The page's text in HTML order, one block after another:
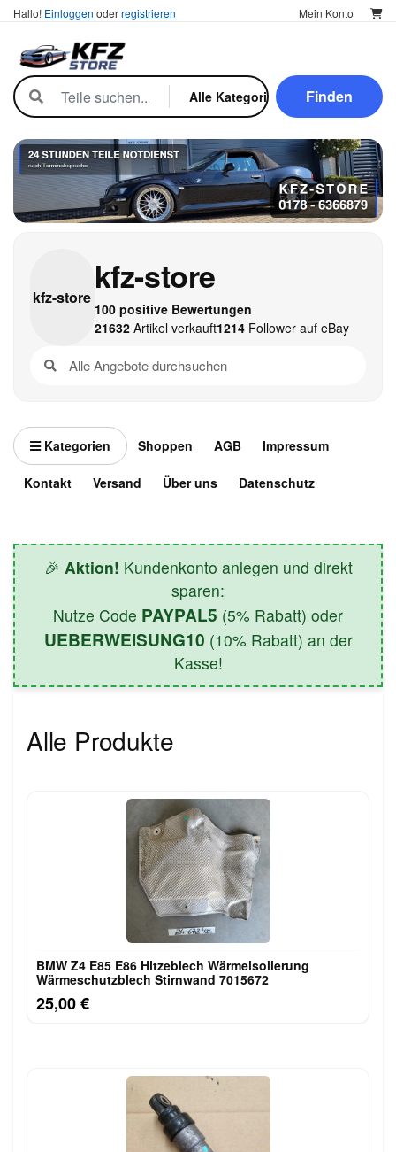
Hallo! Einloggen oderregistrieren Mein Konto
Finden
kfz-store
kfz-store
100 positive Bewertungen
21632Artikel verkauft1214Follower auf eBay
Kategorien Shoppen AGB Impressum
Kontakt Versand Über uns Datenschutz
🎉 Aktion! Kundenkonto anlegen und direkt
sparen:
Nutze Code PAYPAL5 (5% Rabatt) oder
UEBERWEISUNG10 (10% Rabatt) an der
Kasse!
Alle Produkte
BMW Z4 E85 E86 Hitzeblech Wärmeisolierung
Wärmeschutzblech Stirnwand 7015672
25,00 €